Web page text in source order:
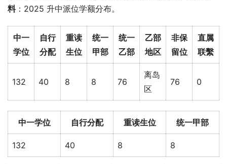
料：2025 升中派位学额分布。
中一
学位
自行
分配
重读
生位
统一
甲部
统一
乙部
乙部
地区
非保
留位
直属
联繫
132 40 8 8 76
离岛
区
76 0
中一学位 自行分配 重读生位 统一甲部
132 40 8 8